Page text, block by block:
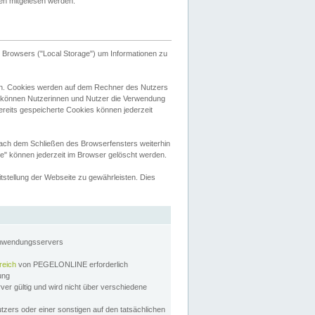
("Local Storage") um Informationen zu
Cookies werden auf dem Rechner des Nutzers
Nutzerinnen und Nutzer die Verwendung
gespeicherte Cookies können jederzeit
dem Schließen des Browserfensters weiterhin
können jederzeit im Browser gelöscht werden.
der Webseite zu gewährleisten. Dies
von PEGELONLINE erforderlich
gültig und wird nicht über verschiedene
oder einer sonstigen auf den tatsächlichen